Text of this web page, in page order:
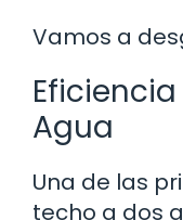
Vamos a
Agua
Una de las
techo a dos